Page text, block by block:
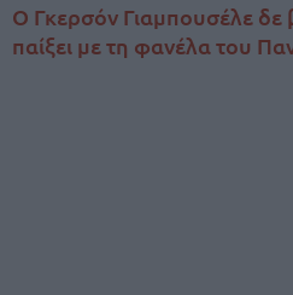
Ο Γκερσόν Γιαμπουσέλε δε
παίξει με τη φανέλα του